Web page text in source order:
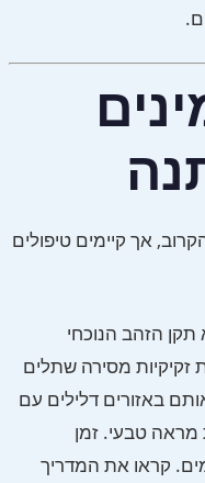
אך קיימים טיפולים
הזהב הנוכחי
זקיקיות מסירה שתלים
באזורים דלילים עם
מראה טבעי. זמן
הוא בדרך כלל 7–10 ימים. קראו את המדריך